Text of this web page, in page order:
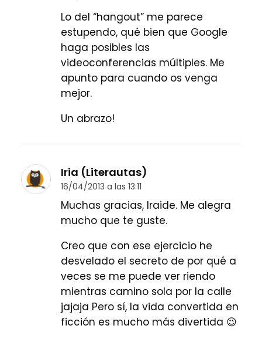
Lo del “hangout” me parece
estupendo, qué bien que Google
haga posibles las
videoconferencias múltiples. Me
apunto para cuando os venga
mejor.
Un abrazo!
Iria (Literautas)
16/04/2013 a las 13:11
Muchas gracias, Iraide. Me alegra
mucho que te guste.
Creo que con ese ejercicio he
desvelado el secreto de por qué a
veces se me puede ver riendo
mientras camino sola por la calle
jajaja Pero sí, la vida convertida en
ficción es mucho más divertida 😉